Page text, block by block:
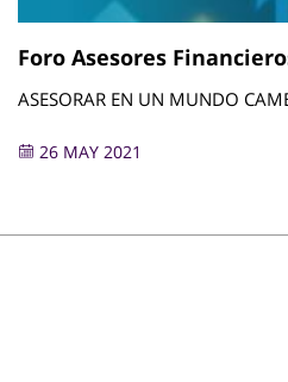
Foro Asesores
ASESORAR EN UN MUNDO
26 MAY 2021